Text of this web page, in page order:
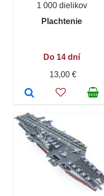
1 000 dielikov
Plachtenie
Do 14 dní
13,00 €